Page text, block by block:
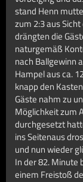
stand Henn
zum 2:3 aus
drängten die
naturgemäß
nach Ballgewinn
Hampel aus ca.
knapp den
Gäste nahm zu
Möglichkeit zum
durchgesetzt
ins Seitenaus
und nun wieder
In der 82. Minute
einem Freistoß